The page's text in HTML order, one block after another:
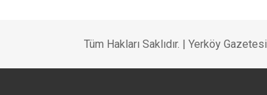
Tüm Hakları Saklıdır. | Yerköy Gazetesi